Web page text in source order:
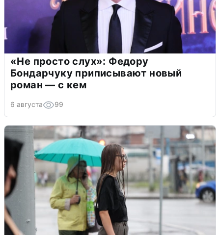
«Не просто слух»: Федору
Бондарчуку приписывают новый
роман — с кем
6 августа 99